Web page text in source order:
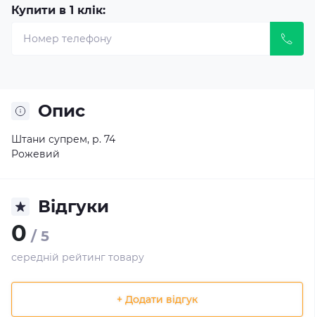
Купити в 1 клік:
Опис
Штани супрем, р. 74
Рожевий
Відгуки
0 / 5
середній рейтинг товару
+ Додати відгук